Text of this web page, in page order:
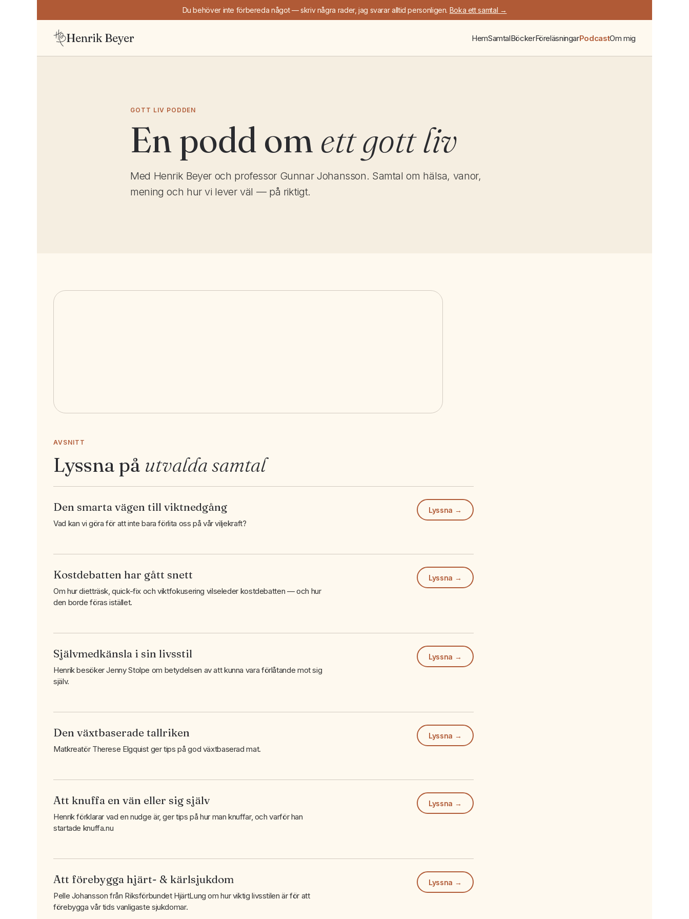
Du behöver inte förbereda något — skriv några rader, jag svarar alltid personligen. Boka ett samtal →
Henrik Beyer HemSamtalBöckerFöreläsningarPodcastOm mig
GOTT LIV PODDEN
En podd om ett gott liv
Med Henrik Beyer och professor Gunnar Johansson. Samtal om hälsa, vanor,
mening och hur vi lever väl — på riktigt.
AVSNITT
Lyssna på utvalda samtal
Den smarta vägen till viktnedgång
Vad kan vi göra för att inte bara förlita oss på vår viljekraft?
Lyssna →
Kostdebatten har gått snett
Om hur dietträsk, quick-fix och viktfokusering vilseleder kostdebatten — och hur
den borde föras istället.
Lyssna →
Självmedkänsla i sin livsstil
Henrik besöker Jenny Stolpe om betydelsen av att kunna vara förlåtande mot sig
själv.
Lyssna →
Den växtbaserade tallriken
Matkreatör Therese Elgquist ger tips på god växtbaserad mat.
Lyssna →
Att knuffa en vän eller sig själv
Henrik förklarar vad en nudge är, ger tips på hur man knuffar, och varför han
startade knuffa.nu
Lyssna →
Att förebygga hjärt- & kärlsjukdom
Pelle Johansson från Riksförbundet HjärtLung om hur viktig livsstilen är för att
förebygga vår tids vanligaste sjukdomar.
Lyssna →